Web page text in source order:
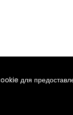
для